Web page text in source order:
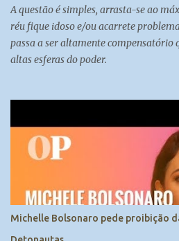
A questão é simples, arrasta-se ao
réu fique idoso e/ou acarrete
passa a ser altamente compensatório
altas esferas do poder.
Michelle Bolsonaro pede proibição